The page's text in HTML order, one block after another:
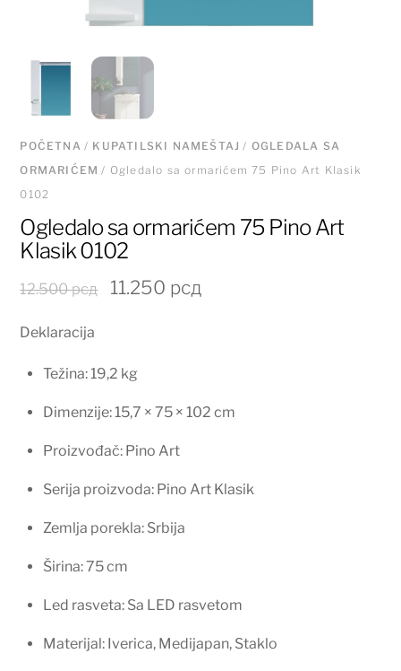
POČETNA/ KUPATILSKI NAMEŠTAJ / OGLEDALA SA
ORMARIĆEM / Ogledalo sa ormarićem 75 Pino Art Klasik
0102
Ogledalo sa ormarićem 75 Pino Art
Klasik 0102
12.500рсд
Originalna
12.500 рсд.
11.250 рсдTrenutna
Deklaracija
Težina: 19,2 kg
Dimenzije: 15,7 × 75 × 102 cm
Proizvođač: Pino Art
Serija proizvoda: Pino Art Klasik
Zemlja porekla: Srbija
Širina: 75 cm
Led rasveta: Sa LED rasvetom
Materijal: Iverica, Medijapan, Staklo